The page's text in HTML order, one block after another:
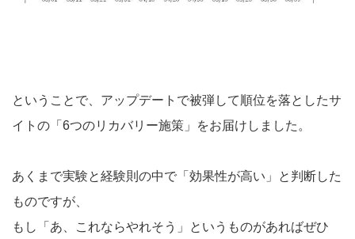
ということで、アップデートで被弾して順位を落としたサ
イトの「6つのリカバリー施策」をお届けしました。
あくまで実験と経験則の中で「効果性が高い」と判断した
ものですが、
もし「あ、これならやれそう」というものがあればぜひ